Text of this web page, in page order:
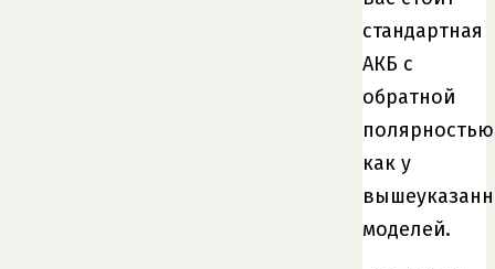
стандартная
АКБ с
обратной
как у
моделей.